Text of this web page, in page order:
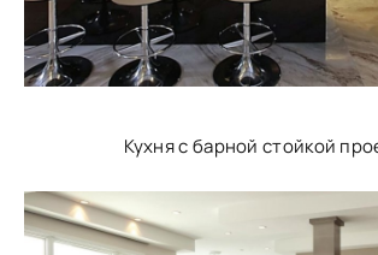
Кухня с барной стойкой